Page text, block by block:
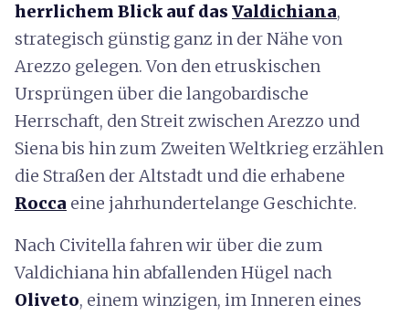
herrlichem Blick auf dasValdichiana,
strategisch günstig ganz in der Nähe von
Arezzo gelegen. Von den etruskischen
Ursprüngen über die langobardische
Herrschaft, den Streit zwischen Arezzo und
Siena bis hin zum Zweiten Weltkrieg erzählen
die Straßen der Altstadt und die erhabene
Rocca eine jahrhundertelange Geschichte.
Nach Civitella fahren wir über die zum
Valdichiana hin abfallenden Hügel nach
Oliveto, einem winzigen, im Inneren eines